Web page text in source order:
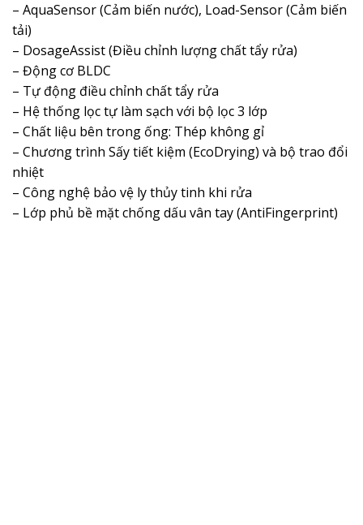
– AquaSensor (Cảm biến nước), Load-Sensor (Cảm biến
tải)
– DosageAssist (Điều chỉnh lượng chất tẩy rửa)
– Động cơ BLDC
– Tự động điều chỉnh chất tẩy rửa
– Hệ thống lọc tự làm sạch với bộ lọc 3 lớp
– Chất liệu bên trong ống: Thép không gỉ
– Chương trình Sấy tiết kiệm (EcoDrying) và bộ trao đổi
nhiệt
– Công nghệ bảo vệ ly thủy tinh khi rửa
– Lớp phủ bề mặt chống dấu vân tay (AntiFingerprint)